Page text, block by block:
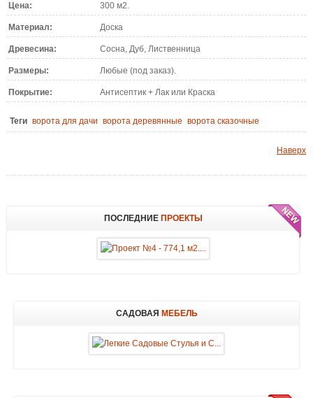
Цена: 300 м2.
Материал: Доска
Древесина: Сосна, Дуб, Лиственница
Размеры: Любые (под заказ).
Покрытие: Антисептик + Лак или Краска
Теги ворота для дачи ворота деревянные ворота сказочные
Наверх
ПОСЛЕДНИЕПРОЕКТЫ
САДОВАЯ МЕБЕЛЬ